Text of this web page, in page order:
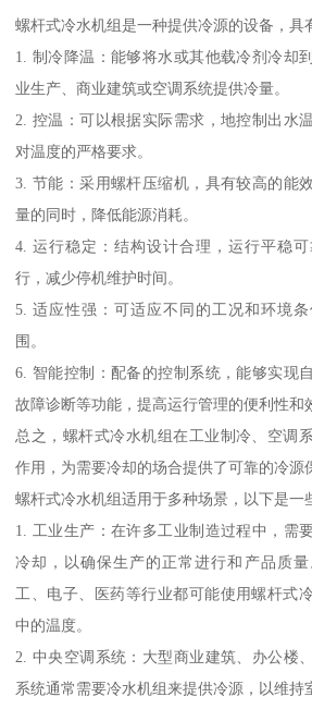
螺杆式冷水机组是一种提供冷源的设备，具
1. 制冷降温：能够将水或其他载冷剂冷却
业生产、商业建筑或空调系统提供冷量。
2. 控温：可以根据实际需求，地控制出水
对温度的严格要求。
3. 节能：采用螺杆压缩机，具有较高的能
量的同时，降低能源消耗。
4. 运行稳定：结构设计合理，运行平稳
行，减少停机维护时间。
5. 适应性强：可适应不同的工况和环境
围。
6. 智能控制：配备的控制系统，能够实现
故障诊断等功能，提高运行管理的便利性和
总之，螺杆式冷水机组在工业制冷、空调
作用，为需要冷却的场合提供了可靠的冷源
螺杆式冷水机组适用于多种场景，以下是一
1. 工业生产：在许多工业制造过程中，需
冷却，以确保生产的正常进行和产品质
工、电子、医药等行业都可能使用螺杆式
中的温度。
2. 中央空调系统：大型商业建筑、办公楼
系统通常需要冷水机组来提供冷源，以维持